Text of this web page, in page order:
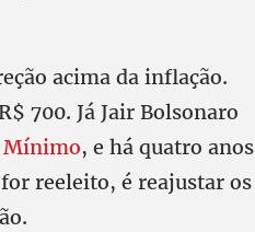
acima da inflação.
700. Já Jair Bolsonaro
Mínimo, e há quatro anos
reeleito, é reajustar os